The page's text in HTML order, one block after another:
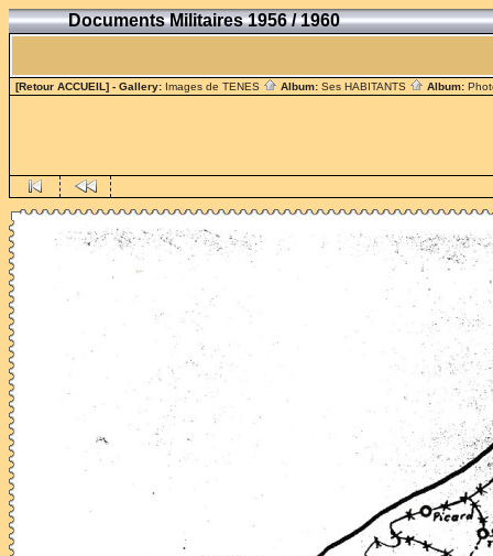
Documents Militaires 1956 / 1960
[Retour ACCUEIL] - Gallery: Images de TENES Album: Ses HABITANTS Album: